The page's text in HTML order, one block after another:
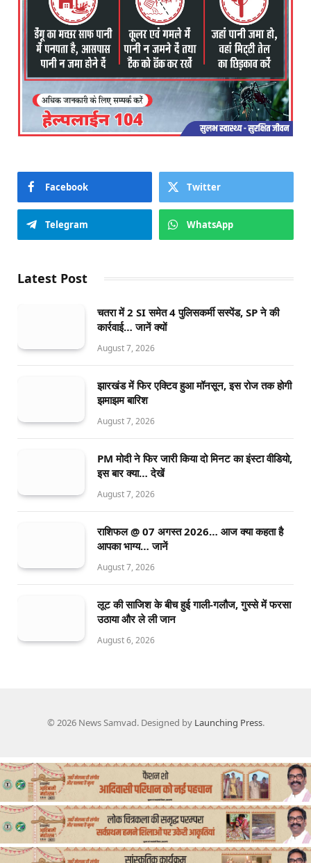
Facebook Twitter
Telegram WhatsApp
Latest Post
चतरा में 2 SI समेत 4 पुलिसकर्मी सस्पेंड, SP ने की
कार्रवाई… जानें क्यों
August 7, 2026
झारखंड में फिर एक्टिव हुआ मॉनसून, इस रोज तक होगी
झमाझम बारिश
August 7, 2026
PM मोदी ने फिर जारी किया दो मिनट का इंस्टा वीडियो,
इस बार क्या… देखें
August 7, 2026
राशिफल @ 07 अगस्त 2026… आज क्या कहता है
आपका भाग्य… जानें
August 7, 2026
लूट की साजिश के बीच हुई गाली-गलौज, गुस्से में फरसा
उठाया और ले ली जान
August 6, 2026
© 2026 News Samvad. Designed by Launching Press.